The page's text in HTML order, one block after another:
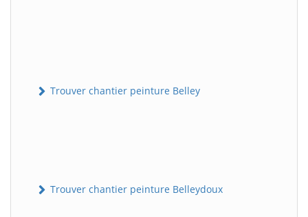
Trouver chantier peinture Belley
Trouver chantier peinture Belleydoux